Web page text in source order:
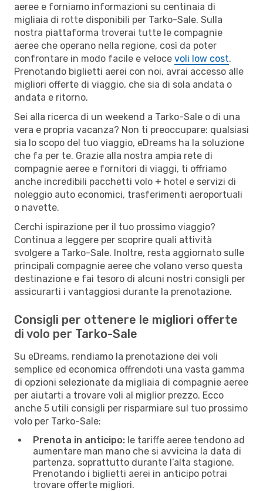
aeree e forniamo informazioni su centinaia di
migliaia di rotte disponibili per Tarko-Sale. Sulla
nostra piattaforma troverai tutte le compagnie
aeree che operano nella regione, così da poter
confrontare in modo facile e veloce voli low cost.
Prenotando biglietti aerei con noi, avrai accesso alle
migliori offerte di viaggio, che sia di sola andata o
andata e ritorno.
Sei alla ricerca di un weekend a Tarko-Sale o di una
vera e propria vacanza? Non ti preoccupare: qualsiasi
sia lo scopo del tuo viaggio, eDreams ha la soluzione
che fa per te. Grazie alla nostra ampia rete di
compagnie aeree e fornitori di viaggi, ti offriamo
anche incredibili pacchetti volo + hotel e servizi di
noleggio auto economici, trasferimenti aeroportuali
o navette.
Cerchi ispirazione per il tuo prossimo viaggio?
Continua a leggere per scoprire quali attività
svolgere a Tarko-Sale. Inoltre, resta aggiornato sulle
principali compagnie aeree che volano verso questa
destinazione e fai tesoro di alcuni nostri consigli per
assicurarti i vantaggiosi durante la prenotazione.
Consigli per ottenere le migliori offerte
di volo per Tarko-Sale
Su eDreams, rendiamo la prenotazione dei voli
semplice ed economica offrendoti una vasta gamma
di opzioni selezionate da migliaia di compagnie aeree
per aiutarti a trovare voli al miglior prezzo. Ecco
anche 5 utili consigli per risparmiare sul tuo prossimo
volo per Tarko-Sale:
Prenota in anticipo: le tariffe aeree tendono ad
aumentare man mano che si avvicina la data di
partenza, soprattutto durante l’alta stagione.
Prenotando i biglietti aerei in anticipo potrai
trovare offerte migliori.